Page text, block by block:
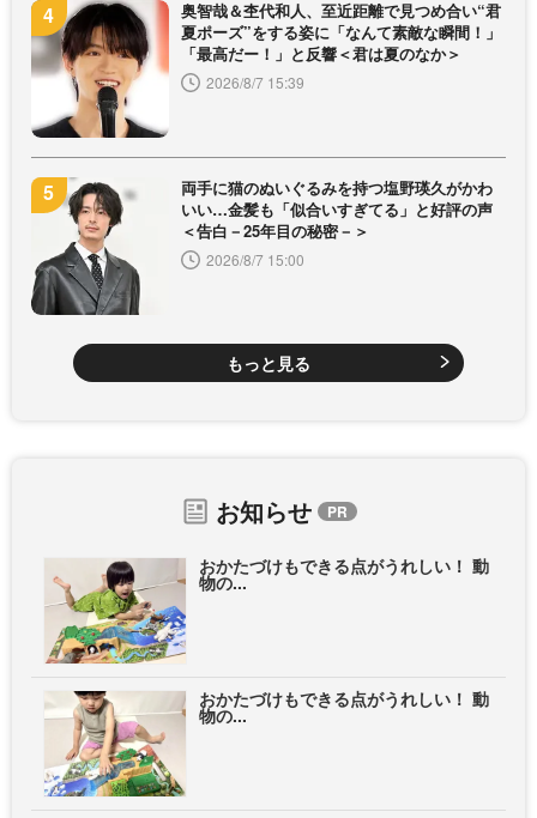
奥智哉＆杢代和人、至近距離で見つめ合い“君
夏ポーズ”をする姿に「なんて素敵な瞬間！」
「最高だー！」と反響＜君は夏のなか＞
2026/8/7 15:39
両手に猫のぬいぐるみを持つ塩野瑛久がかわ
いい…金髪も「似合いすぎてる」と好評の声
＜告白－25年目の秘密－＞
2026/8/7 15:00
もっと見る
お知らせ
おかたづけもできる点がうれしい！ 動
物の...
おかたづけもできる点がうれしい！ 動
物の...